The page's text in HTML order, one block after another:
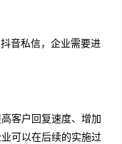
音私信，企业需要进
客户回复速度、增加
可以在后续的实施过